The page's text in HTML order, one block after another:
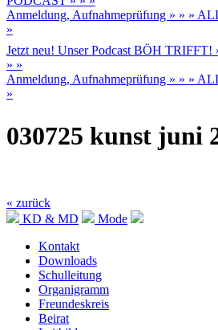
Anmeldung, Aufnahmeprüfung » » »
»
Jetzt neu! Unser Podcast BÖH
» »
Anmeldung, Aufnahmeprüfung » » »
»
030725 kunst juni
« zurück
KD & MD
Mode
Kontakt
Downloads
Schulleitung
Organigramm
Freundeskreis
Beirat